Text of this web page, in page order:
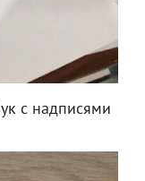
с надписями